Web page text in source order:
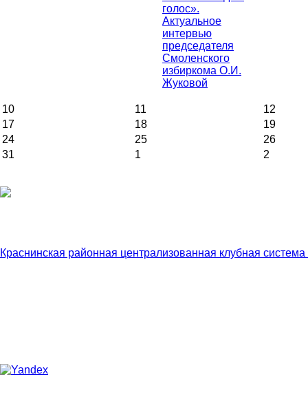
голос».
Актуальное
интервью
председателя
Смоленского
избиркома О.И.
Жуковой
10 11
12
17
18
19
24
25
26
31
1 2
Краснинская районная централизованная клубная